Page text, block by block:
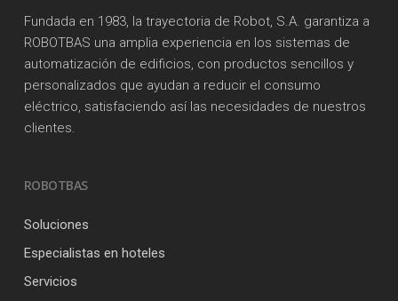
Fundada en 1983, la trayectoria de Robot, S.A. garantiza a
ROBOTBAS una amplia experiencia en los sistemas de
automatización de edificios, con productos sencillos y
personalizados que ayudan a reducir el consumo
eléctrico, satisfaciendo así las necesidades de nuestros
clientes.
ROBOTBAS
Soluciones
Especialistas en hoteles
Servicios